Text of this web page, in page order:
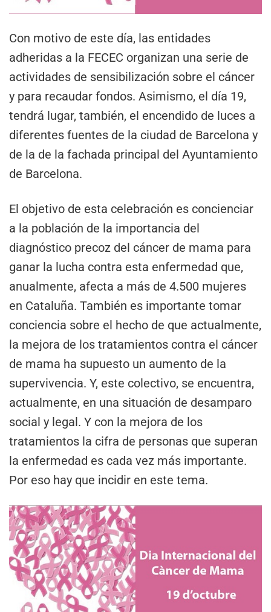
Con motivo de este día, las entidades
adheridas a la FECEC organizan una serie de
actividades de sensibilización sobre el cáncer
y para recaudar fondos. Asimismo, el día 19,
tendrá lugar, también, el encendido de luces a
diferentes fuentes de la ciudad de Barcelona y
de la de la fachada principal del Ayuntamiento
de Barcelona.
El objetivo de esta celebración es concienciar
a la población de la importancia del
diagnóstico precoz del cáncer de mama para
ganar la lucha contra esta enfermedad que,
anualmente, afecta a más de 4.500 mujeres
en Cataluña. También es importante tomar
conciencia sobre el hecho de que actualmente,
la mejora de los tratamientos contra el cáncer
de mama ha supuesto un aumento de la
supervivencia. Y, este colectivo, se encuentra,
actualmente, en una situación de desamparo
social y legal. Y con la mejora de los
tratamientos la cifra de personas que superan
la enfermedad es cada vez más importante.
Por eso hay que incidir en este tema.